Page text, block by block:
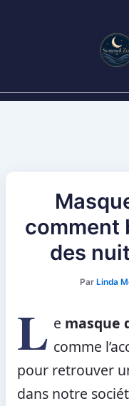
comment
des
Par Linda
L e masque
comme
pour retrouver
dans notre